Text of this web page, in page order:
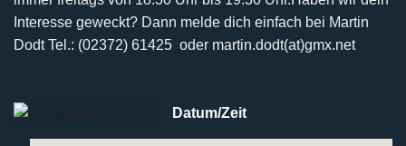
Interesse geweckt? Dann melde dich einfach bei Martin
Dodt Tel.: (02372) 61425 oder martin.dodt(at)gmx.net
Datum/Zeit